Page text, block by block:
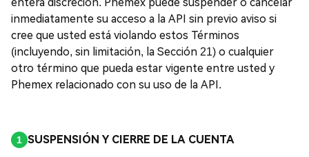
entera discreción. Phemex puede suspender o cancelar
inmediatamente su acceso a la API sin previo aviso si
cree que usted está violando estos Términos
(incluyendo, sin limitación, la Sección 21) o cualquier
otro término que pueda estar vigente entre usted y
Phemex relacionado con su uso de la API.
SUSPENSIÓN Y CIERRE DE LA CUENTA